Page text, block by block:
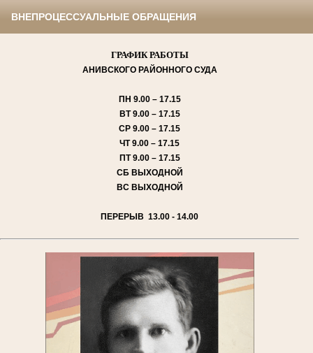
ВНЕПРОЦЕССУАЛЬНЫЕ ОБРАЩЕНИЯ
ГРАФИК РАБОТЫ
АНИВСКОГО РАЙОННОГО СУДА
ПН 9.00 – 17.15
ВТ9.00 – 17.15
СР 9.00 – 17.15
ЧТ9.00 – 17.15
ПТ9.00 – 17.15
СБ ВЫХОДНОЙ
ВС ВЫХОДНОЙ
ПЕРЕРЫВ 13.00 - 14.00